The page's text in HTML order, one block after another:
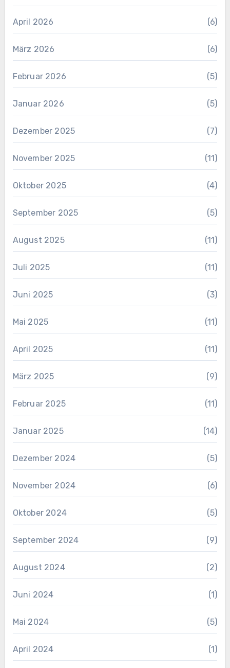
April 2026 (6)
März 2026 (6)
Februar 2026 (5)
Januar 2026 (5)
Dezember 2025 (7)
November 2025 (11)
Oktober 2025 (4)
September 2025 (5)
August 2025 (11)
Juli 2025 (11)
Juni 2025 (3)
Mai 2025 (11)
April 2025 (11)
März 2025 (9)
Februar 2025 (11)
Januar 2025 (14)
Dezember 2024 (5)
November 2024 (6)
Oktober 2024 (5)
September 2024 (9)
August 2024 (2)
Juni 2024 (1)
Mai 2024 (5)
April 2024 (1)